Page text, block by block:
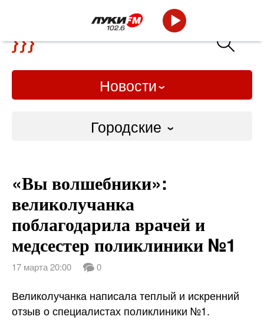
Новости
Городские
Слово Дело
Народные
ВТРК
«Вы волшебники»:
великолучанка
поблагодарила врачей и
медсестер поликлиники №1
17 марта 20:00 0
Великолучанка написала теплый и искренний
отзыв о специалистах поликлиники №1.